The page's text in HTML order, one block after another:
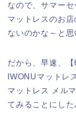
なので、サマー
マットレスのお
ないのかな～と思
だから、早速、
IWONUマットレ
マットレス メル
てみることにした